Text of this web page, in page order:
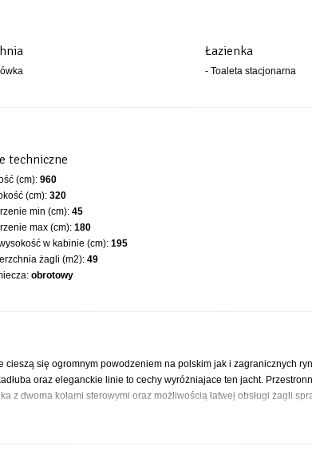
Łazienka
- Toaleta stacjonarna
techniczne
(cm): 960
(cm): 320
min (cm): 45
max (cm): 180
w kabinie (cm): 195
żagli (m2): 49
obrotowy
cieszą się ogromnym powodzeniem na polskim jak i zagranicznych
oraz eleganckie linie to cechy wyróżniajace ten jacht.
z dwoma kołami sterowymi oraz możliwością łatwej obsługi żagli